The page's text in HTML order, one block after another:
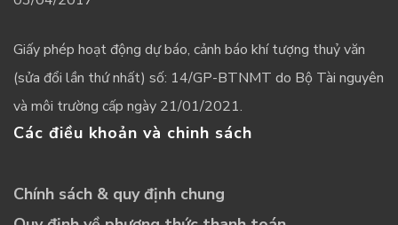
Giấy phép hoạt động dự báo, cảnh báo khí tượng thuỷ văn
(sửa đổi lần thứ nhất) số: 14/GP-BTNMT do Bộ Tài nguyên
và môi trường cấp ngày 21/01/2021.
Các điều khoản và chinh sách
Chính sách & quy định chung